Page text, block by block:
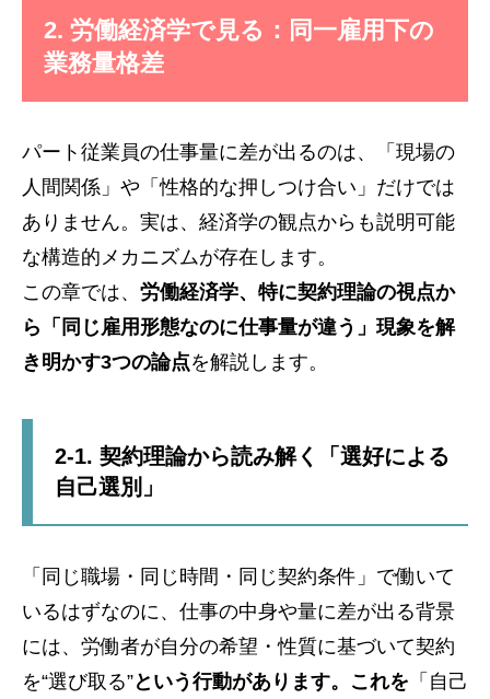
2. 労働経済学で見る：同一雇用下の
業務量格差
パート従業員の仕事量に差が出るのは、「現場の
人間関係」や「性格的な押しつけ合い」だけでは
ありません。実は、経済学の観点からも説明可能
な構造的メカニズムが存在します。
この章では、 労働経済学、特に契約理論の視点か
ら「同じ雇用形態なのに仕事量が違う」現象を解
き明かす3つの論点を解説します。
2-1. 契約理論から読み解く「選好による
自己選別」
「同じ職場・同じ時間・同じ契約条件」で働いて
いるはずなのに、仕事の中身や量に差が出る背景
には、労働者が自分の希望・性質に基づいて契約
を“選び取る”という行動があります。これを 「自己